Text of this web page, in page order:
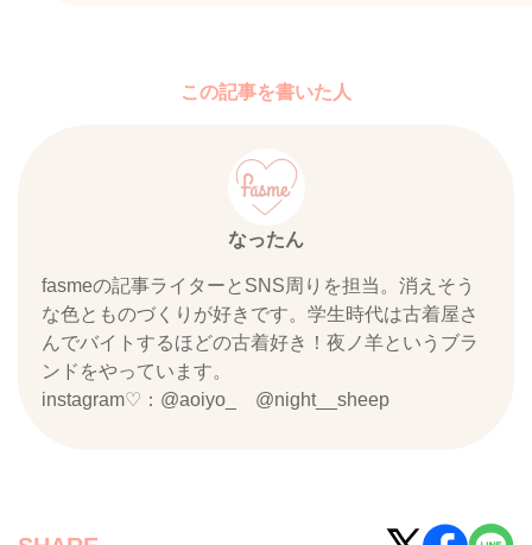
この記事を書いた人
なったん
fasmeの記事ライターとSNS周りを担当。消えそう
な色とものづくりが好きです。学生時代は古着屋さ
んでバイトするほどの古着好き！夜ノ羊というブラ
ンドをやっています。
instagram♡：@aoiyo_ @night__sheep